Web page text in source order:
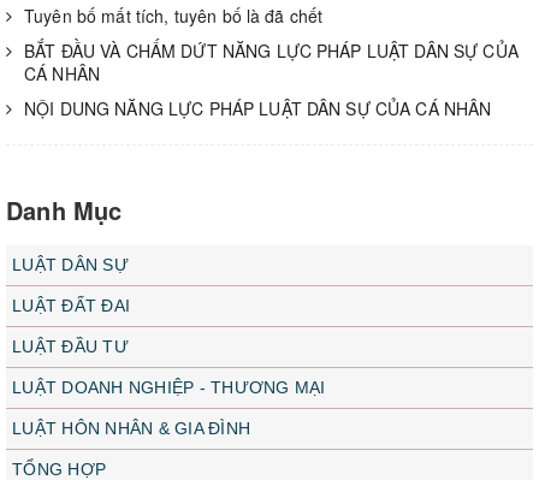
Tuyên bố mất tích, tuyên bố là đã chết
BẮT ĐẦU VÀ CHẤM DỨT NĂNG LỰC PHÁP LUẬT DÂN SỰ CỦA
CÁ NHÂN
NỘI DUNG NĂNG LỰC PHÁP LUẬT DÂN SỰ CỦA CÁ NHÂN
Danh Mục
LUẬT DÂN SỰ
LUẬT ĐẤT ĐAI
LUẬT ĐẦU TƯ
LUẬT DOANH NGHIỆP - THƯƠNG MẠI
LUẬT HÔN NHÂN & GIA ĐÌNH
TỔNG HỢP